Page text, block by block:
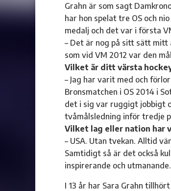
Grahn är som sagt
har hon spelat tre OS och
medalj och det var i första
– Det är nog på sitt sätt mitt
som vid VM 2012 var den
Vilket är ditt värsta
– Jag har varit med och
Bronsmatchen i OS 2014 i
det i sig var ruggigt jobbigt
tvåmålsledning inför tredje
Vilket lag eller nation har
– USA. Utan tvekan. Alltid
Samtidigt så är det också
inspirerande och utmanande.
I 13 år har Sara Grahn